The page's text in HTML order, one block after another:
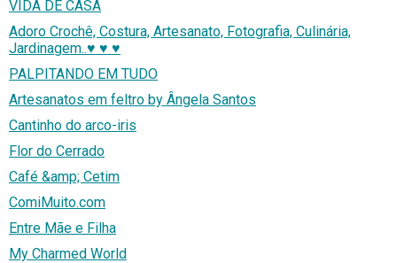
VIDA DE CASA
Adoro Crochê, Costura, Artesanato, Fotografia, Culinária,
Jardinagem..♥ ♥ ♥
PALPITANDO EM TUDO
Artesanatos em feltro by Ângela Santos
Cantinho do arco-iris
Flor do Cerrado
Café &amp; Cetim
ComiMuito.com
Entre Mãe e Filha
My Charmed World